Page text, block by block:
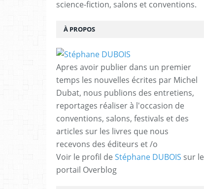
science-fiction, salons et conventions.
À PROPOS
Apres avoir publier dans un premier
temps les nouvelles écrites par Michel
Dubat, nous publions des entretiens,
reportages réaliser à l'occasion de
conventions, salons, festivals et des
articles sur les livres que nous
recevons des éditeurs et /o
Voir le profil de Stéphane DUBOIS sur le
portail Overblog